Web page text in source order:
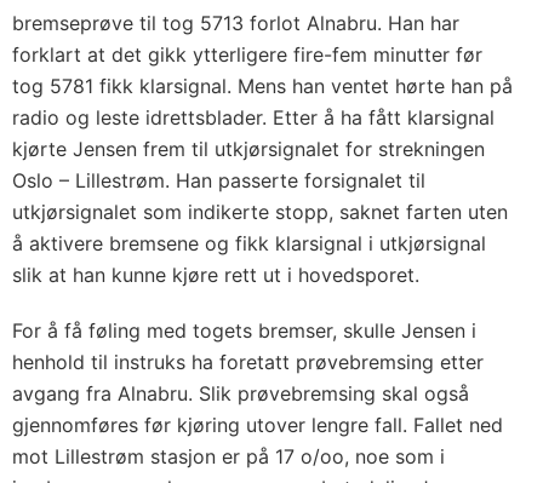
bremseprøve til tog 5713 forlot Alnabru. Han har
forklart at det gikk ytterligere fire-fem minutter før
tog 5781 fikk klarsignal. Mens han ventet hørte han på
radio og leste idrettsblader. Etter å ha fått klarsignal
kjørte Jensen frem til utkjørsignalet for strekningen
Oslo – Lillestrøm. Han passerte forsignalet til
utkjørsignalet som indikerte stopp, saknet farten uten
å aktivere bremsene og fikk klarsignal i utkjørsignal
slik at han kunne kjøre rett ut i hovedsporet.
For å få føling med togets bremser, skulle Jensen i
henhold til instruks ha foretatt prøvebremsing etter
avgang fra Alnabru. Slik prøvebremsing skal også
gjennomføres før kjøring utover lengre fall. Fallet ned
mot Lillestrøm stasjon er på 17 o/oo, noe som i